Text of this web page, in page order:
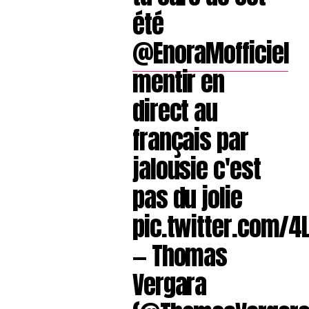
été
@EnoraMofficiel
mentir en
direct au
français par
jalousie c'est
pas du jolie
pic.twitter.com/
— Thomas
Vergara